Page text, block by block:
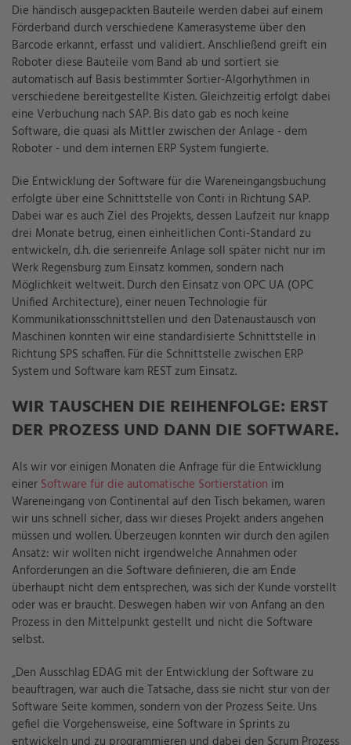
Die händisch ausgepackten Bauteile werden dabei auf einem
Förderband durch verschiedene Kamerasysteme über den
Barcode erkannt, erfasst und validiert. Anschließend greift ein
Roboter diese Bauteile vom Band ab und sortiert sie
automatisch auf Basis bestimmter Sortier-Algorhythmen in
verschiedene bereitgestellte Kisten. Gleichzeitig erfolgt dabei
eine Verbuchung nach SAP. Bis dato gab es noch keine
Software, die quasi als Mittler zwischen der Anlage - dem
Roboter - und dem internen ERP System fungierte.
Die Entwicklung der Software für die Wareneingangsbuchung
erfolgte über eine Schnittstelle von Conti in Richtung SAP.
Dabei war es auch Ziel des Projekts, dessen Laufzeit nur knapp
drei Monate betrug, einen einheitlichen Conti-Standard zu
entwickeln, d.h. die serienreife Anlage soll später nicht nur im
Werk Regensburg zum Einsatz kommen, sondern nach
Möglichkeit weltweit. Durch den Einsatz von OPC UA (OPC
Unified Architecture), einer neuen Technologie für
Kommunikationsschnittstellen und den Datenaustausch von
Maschinen konnten wir eine standardisierte Schnittstelle in
Richtung SPS schaffen. Für die Schnittstelle zwischen ERP
System und Software kam REST zum Einsatz.
WIR TAUSCHEN DIE REIHENFOLGE: ERST
DER PROZESS UND DANN DIE SOFTWARE.
Als wir vor einigen Monaten die Anfrage für die Entwicklung
einer Software für die automatische Sortierstation im
Wareneingang von Continental auf den Tisch bekamen, waren
wir uns schnell sicher, dass wir dieses Projekt anders angehen
müssen und wollen. Überzeugen konnten wir durch den agilen
Ansatz: wir wollten nicht irgendwelche Annahmen oder
Anforderungen an die Software definieren, die am Ende
überhaupt nicht dem entsprechen, was sich der Kunde vorstellt
oder was er braucht. Deswegen haben wir von Anfang an den
Prozess in den Mittelpunkt gestellt und nicht die Software
selbst.
„Den Ausschlag EDAG mit der Entwicklung der Software zu
beauftragen, war auch die Tatsache, dass sie nicht stur von der
Software Seite kommen, sondern von der Prozess Seite. Uns
gefiel die Vorgehensweise, eine Software in Sprints zu